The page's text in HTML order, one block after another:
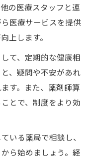
の医療スタッフと連
医療サービスを提供
上します。
て、定期的な健康相
、疑問や不安があれ
す。また、薬剤師算
とで、制度をより効
いる薬局で相談し、
ら始めましょう。経